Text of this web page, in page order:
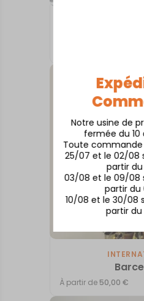
Notre usine de
fermée du 10
Toute commande
25/07 et le 02/08
partir du
03/08 et le 09/08
partir du
10/08 et le 30/08
partir du
À partir de 50,00€